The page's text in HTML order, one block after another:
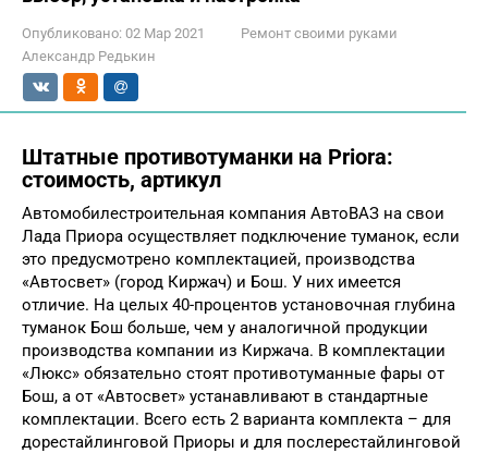
Опубликовано: 02 Мар 2021
Ремонт своими руками
Александр Редькин
Штатные противотуманки на Priora:
стоимость, артикул
Автомобилестроительная компания АвтоВАЗ на свои
Лада Приора осуществляет подключение туманок, если
это предусмотрено комплектацией, производства
«Автосвет» (город Киржач) и Бош. У них имеется
отличие. На целых 40-процентов установочная глубина
туманок Бош больше, чем у аналогичной продукции
производства компании из Киржача. В комплектации
«Люкс» обязательно стоят противотуманные фары от
Бош, а от «Автосвет» устанавливают в стандартные
комплектации. Всего есть 2 варианта комплекта – для
дорестайлинговой Приоры и для послерестайлинговой